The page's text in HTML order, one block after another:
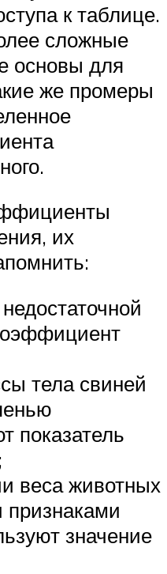
к таблице.
сложные
основы для
же промеры
их
тела свиней
показатель
веса животных
значение